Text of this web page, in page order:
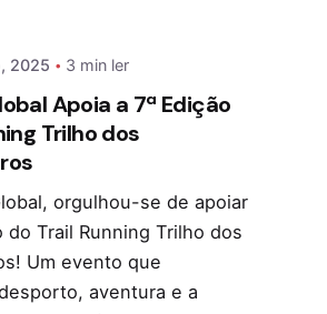
2025 3 min ler
Apoia a 7ª Edição
Trilho dos
orgulhou-se de apoiar
do Trail Running Trilho dos
Um evento que
aventura e a